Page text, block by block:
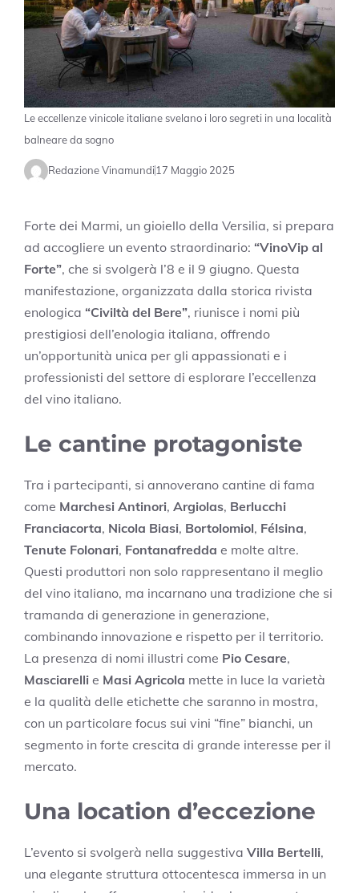
Le eccellenze vinicole italiane svelano i loro segreti in una località
balneare da sogno
Redazione Vinamundi17 Maggio 2025
Forte dei Marmi, un gioiello della Versilia, si prepara
ad accogliere un evento straordinario: “VinoVip al
Forte”, che si svolgerà l’8 e il 9 giugno. Questa
manifestazione, organizzata dalla storica rivista
enologica “Civiltà del Bere”, riunisce i nomi più
prestigiosi dell’enologia italiana, offrendo
un’opportunità unica per gli appassionati e i
professionisti del settore di esplorare l’eccellenza
del vino italiano.
Le cantine protagoniste
Tra i partecipanti, si annoverano cantine di fama
come Marchesi Antinori, Argiolas, Berlucchi
Franciacorta, Nicola Biasi, Bortolomiol, Félsina,
Tenute Folonari, Fontanafredda e molte altre.
Questi produttori non solo rappresentano il meglio
del vino italiano, ma incarnano una tradizione che si
tramanda di generazione in generazione,
combinando innovazione e rispetto per il territorio.
La presenza di nomi illustri come Pio Cesare,
Masciarelli e Masi Agricola mette in luce la varietà
e la qualità delle etichette che saranno in mostra,
con un particolare focus sui vini “fine” bianchi, un
segmento in forte crescita di grande interesse per il
mercato.
Una location d’eccezione
L’evento si svolgerà nella suggestiva Villa Bertelli,
una elegante struttura ottocentesca immersa in un